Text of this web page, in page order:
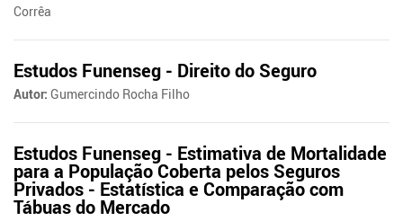
Corrêa
Estudos Funenseg - Direito do Seguro
Autor: Gumercindo Rocha Filho
Estudos Funenseg - Estimativa de Mortalidade
para a População Coberta pelos Seguros
Privados - Estatística e Comparação com
Tábuas do Mercado